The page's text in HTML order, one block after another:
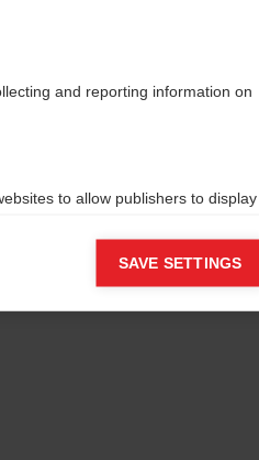
and reporting information on
to allow publishers to display
SAVE SETTINGS